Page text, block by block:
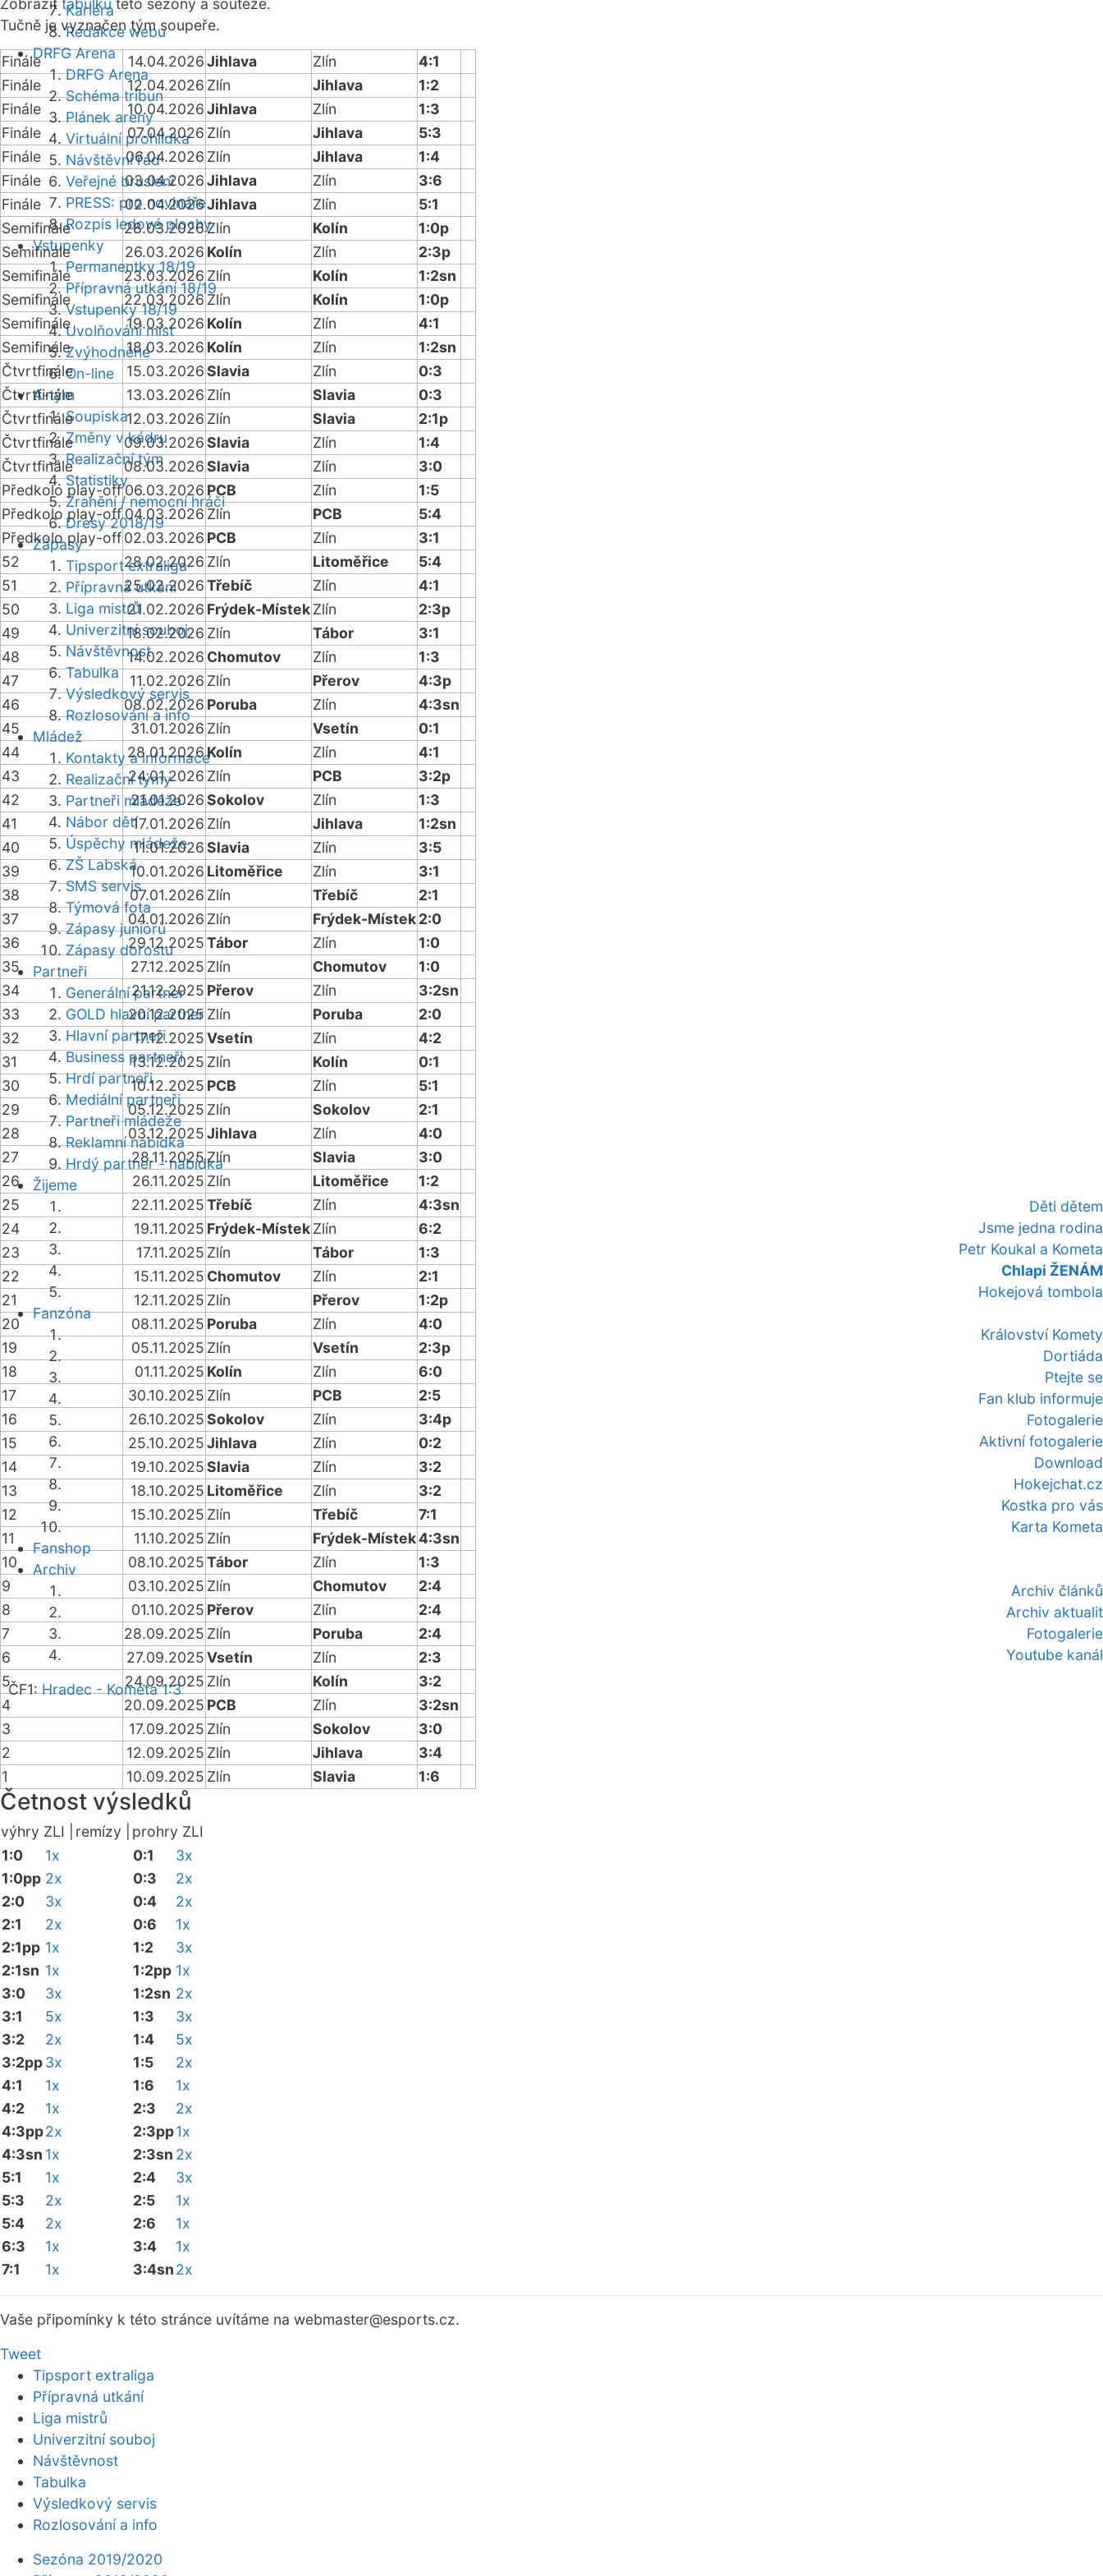
Kariéra
Redakce webu
DRFG Arena
DRFG Arena
Schéma tribun
Plánek areny
Virtuální prohlídka
Návštěvní řád
Veřejné bruslení
PRESS: pro novináře
Rozpis ledové plochy
Vstupenky
Permanentky 18/19
Přípravná utkání 18/19
Vstupenky 18/19
Uvolňování míst
Zvýhodněné
On-line
A-tým
Soupiska
Změny v kádru
Realizační tým
Statistiky
Zranění / nemocní hráči
Dresy 2018/19
Zápasy
Tipsport extraliga
Přípravná utkání
Liga mistrů
Univerzitní souboj
Návštěvnost
Tabulka
Výsledkový servis
Rozlosování a info
Mládež
Kontakty a informace
Realizační týmy
Partneři mládeže
Nábor dětí
Úspěchy mládeže
ZŠ Labská
SMS servis
Týmová fota
Zápasy juniorů
Zápasy dorostu
Partneři
Generální partner
GOLD hlavní partner
Hlavní partneři
Business partneři
Hrdí partneři
Mediální partneři
Partneři mládeže
Reklamní nabídka
Hrdý partner - nabídka
Žijeme
Děti dětem
Jsme jedna rodina
Petr Koukal a Kometa
Chlapi ŽENÁM
Hokejová tombola
Fanzóna
Království Komety
Dortiáda
Ptejte se
Fan klub informuje
Fotogalerie
Aktivní fotogalerie
Download
Hokejchat.cz
Kostka pro vás
Karta Kometa
Fanshop
Archiv
Archiv článků
Archiv aktualit
Fotogalerie
Youtube kanál
ČF1:Hradec - Kometa 1:3
Zobrazit tabulku této sezóny a soutěže.
Tučně je vyznačen tým soupeře.
Finále 14.04.2026Jihlava Zlín
4:1
Finále
12.04.2026 Zlín Jihlava
1:2
Finále
10.04.2026Jihlava Zlín
1:3
Finále
07.04.2026 Zlín Jihlava
5:3
Finále
06.04.2026 Zlín Jihlava
1:4
Finále
03.04.2026Jihlava Zlín
3:6
Finále
02.04.2026Jihlava Zlín
5:1
Semifinále
28.03.2026Zlín Kolín
1:0p
Semifinále
26.03.2026 Kolín Zlín
2:3p
Semifinále
23.03.2026 Zlín Kolín
1:2sn
Semifinále
22.03.2026 Zlín Kolín
1:0p
Semifinále
19.03.2026 Kolín Zlín
4:1
Semifinále
18.03.2026 Kolín Zlín
1:2sn
Čtvrtfinále
15.03.2026Slavia Zlín
0:3
Čtvrtfinále
13.03.2026 Zlín Slavia
0:3
Čtvrtfinále
12.03.2026 Zlín Slavia
2:1p
Čtvrtfinále
09.03.2026Slavia Zlín
1:4
Čtvrtfinále
08.03.2026Slavia Zlín
3:0
Předkolo play-off06.03.2026 PCB Zlín
1:5
Předkolo play-off04.03.2026 Zlín PCB
5:4
Předkolo play-off02.03.2026 PCB Zlín
3:1
52
28.02.2026 Zlín Litoměřice
5:4
51
25.02.2026Třebíč Zlín
4:1
50
21.02.2026 Frýdek-MístekZlín
2:3p
49
18.02.2026 Zlín Tábor
3:1
48
14.02.2026 Chomutov Zlín
1:3
47
11.02.2026 Zlín Přerov
4:3p
46
08.02.2026 Poruba Zlín
4:3sn
45
31.01.2026 Zlín Vsetín
0:1
44
28.01.2026Kolín Zlín
4:1
43
24.01.2026 Zlín PCB
3:2p
42
21.01.2026Sokolov Zlín
1:3
41
17.01.2026 Zlín Jihlava
1:2sn
40
11.01.2026Slavia Zlín
3:5
39
10.01.2026 Litoměřice Zlín
3:1
38
07.01.2026 Zlín Třebíč
2:1
37
04.01.2026 Zlín Frýdek-Místek2:0
36
29.12.2025Tábor Zlín
1:0
35
27.12.2025 Zlín Chomutov
1:0
34
21.12.2025 Přerov Zlín
3:2sn
33
20.12.2025Zlín Poruba
2:0
32
17.12.2025Vsetín Zlín
4:2
31
13.12.2025 Zlín Kolín
0:1
30
10.12.2025 PCB Zlín
5:1
29
05.12.2025 Zlín Sokolov
2:1
28
03.12.2025Jihlava Zlín
4:0
27
28.11.2025Zlín Slavia
3:0
26
26.11.2025 Zlín Litoměřice
1:2
25
22.11.2025Třebíč Zlín
4:3sn
24
19.11.2025 Frýdek-MístekZlín
6:2
23
17.11.2025 Zlín Tábor
1:3
22
15.11.2025 Chomutov Zlín
2:1
21
12.11.2025 Zlín Přerov
1:2p
20
08.11.2025 Poruba Zlín
4:0
19
05.11.2025 Zlín Vsetín
2:3p
18
01.11.2025 Kolín Zlín
6:0
17
30.10.2025 Zlín PCB
2:5
16
26.10.2025Sokolov Zlín
3:4p
15
25.10.2025Jihlava Zlín
0:2
14
19.10.2025Slavia Zlín
3:2
13
18.10.2025 Litoměřice Zlín
3:2
12
15.10.2025 Zlín Třebíč
7:1
11
11.10.2025 Zlín Frýdek-Místek4:3sn
10
08.10.2025Tábor Zlín
1:3
9
03.10.2025 Zlín Chomutov
2:4
8
01.10.2025 Přerov Zlín
2:4
7
28.09.2025 Zlín Poruba
2:4
6
27.09.2025Vsetín Zlín
2:3
5
24.09.2025 Zlín Kolín
3:2
4
20.09.2025 PCB Zlín
3:2sn
3
17.09.2025 Zlín Sokolov
3:0
2
12.09.2025 Zlín Jihlava
3:4
1
10.09.2025 Zlín Slavia 1:6
Četnost výsledků
výhry ZLI | remízy |
prohry ZLI
1:0
1x
1:0pp 2x
2:0
3x
2:1
2x
2:1pp 1x
2:1sn 1x
3:0
3x
3:1
5x
3:2
2x
3:2pp3x
4:1
1x
4:2
1x
4:3pp2x
4:3sn 1x
5:1
1x
5:3
2x
5:4
2x
6:3
1x
7:1
1x
0:1
3x
0:3
2x
0:4
2x
0:6
1x
1:2
3x
1:2pp 1x
1:2sn 2x
1:3
3x
1:4
5x
1:5
2x
1:6
1x
2:3
2x
2:3pp1x
2:3sn 2x
2:4
3x
2:5
1x
2:6
1x
3:4
1x
3:4sn2x
Vaše připomínky k této stránce uvítáme na webmaster@esports.cz.
Tweet
Tipsport extraliga
Přípravná utkání
Liga mistrů
Univerzitní souboj
Návštěvnost
Tabulka
Výsledkový servis
Rozlosování a info
Sezóna 2019/2020